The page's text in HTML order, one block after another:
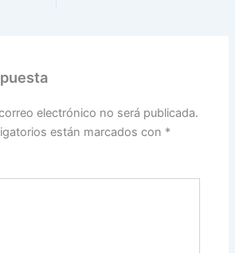
electrónico no será publicada.
están marcados con *